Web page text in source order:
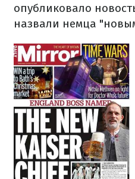
опубликовало
назвали немца